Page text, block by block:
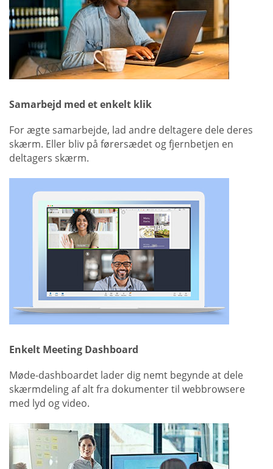
Samarbejd med et enkelt klik
For ægte samarbejde, lad andre deltagere dele deres
skærm. Eller bliv på førersædet og fjernbetjen en
deltagers skærm.
Enkelt Meeting Dashboard
Møde-dashboardet lader dig nemt begynde at dele
skærmdeling af alt fra dokumenter til webbrowsere
med lyd og video.